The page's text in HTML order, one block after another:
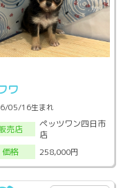
ワ
05/16生まれ
売店
ペッツワン四日市
店
価格
258,000円